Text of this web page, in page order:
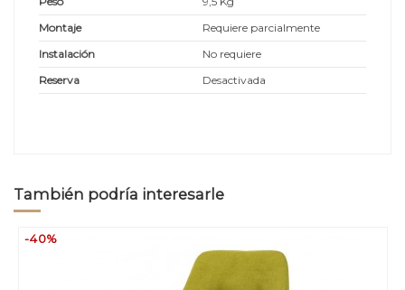
Montaje
Requiere parcialmente
Instalación
No requiere
Reserva
Desactivada
También podría interesarle
-40%